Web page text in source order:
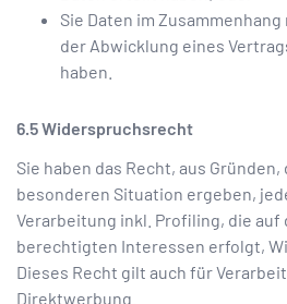
Sie Daten im
der Abwicklung eines
haben.
Widerspruchsrecht
Sie haben das Recht, aus
besonderen Situation ergeben,
Verarbeitung inkl. Profiling, die auf
berechtigten Interessen erfolgt,
Dieses Recht gilt auch für
Direktwerbung.